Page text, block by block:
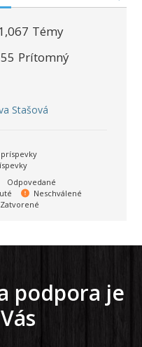
Témy
55 Prítomný
Stašová
Odpovedané
Neschválené
Zatvorené
podpora je